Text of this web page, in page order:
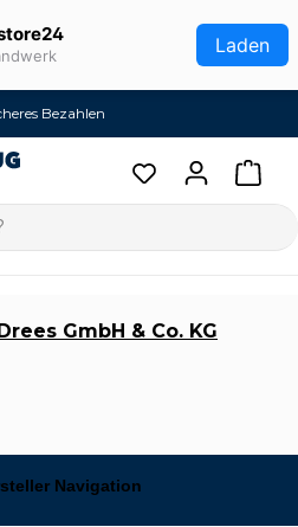
Laden
Bezahlen
GmbH & Co. KG
Navigation